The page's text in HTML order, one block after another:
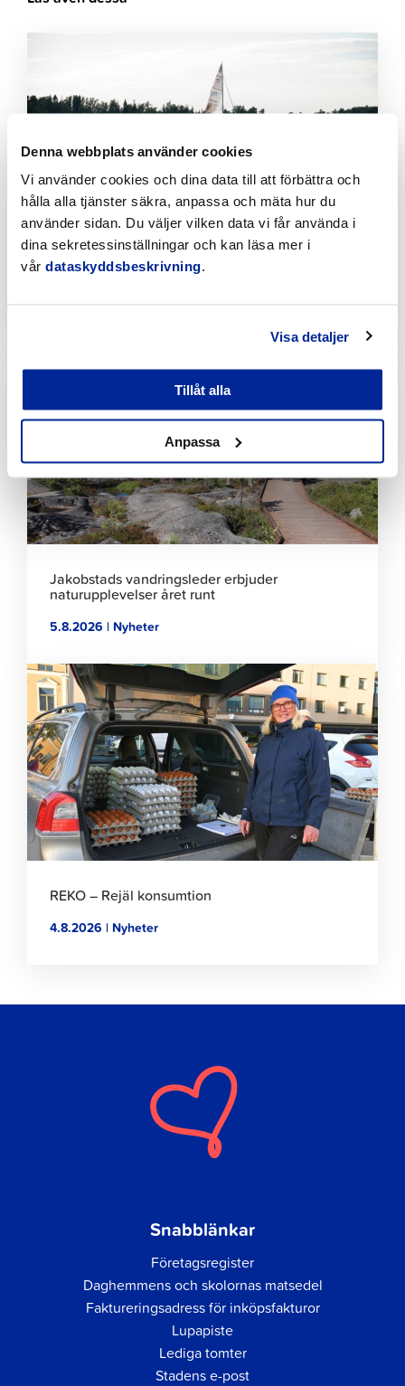
Denna webbplats använder cookies
Vi använder cookies och dina data till att förbättra och
hålla alla tjänster säkra, anpassa och mäta hur du
använder sidan. Du väljer vilken data vi får använda i
dina sekretessinställningar och kan läsa mer i
vår dataskyddsbeskrivning.
Visa detaljer
Tillåt alla
Anpassa
läsa
Förbättringar på Gamla hamnens och Fäbodas
stränder med hjälp av invånarbudgeten
läsa
Jakobstads vandringsleder erbjuder
naturupplevelser året runt
5.8.2026 | Nyheter
Klicka
för
att
läsa
artikeln
REKO – Rejäl konsumtion
4.8.2026 | Nyheter
Snabblänkar
Företagsregister
Daghemmens och skolornas matsedel
Faktureringsadress för inköpsfakturor
Lupapiste
Lediga tomter
Stadens e-post